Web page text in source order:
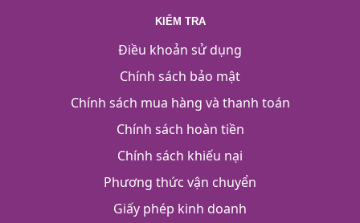
KIỂM TRA
Điều khoản sử dụng
Chính sách bảo mật
Chính sách mua hàng và thanh toán
Chính sách hoàn tiền
Chính sách khiếu nại
Phương thức vận chuyển
Giấy phép kinh doanh